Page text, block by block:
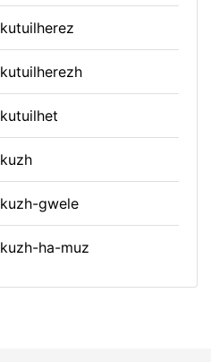
kutuilherez
kutuilherezh
kutuilhet
kuzh
kuzh-gwele
kuzh-ha-muz